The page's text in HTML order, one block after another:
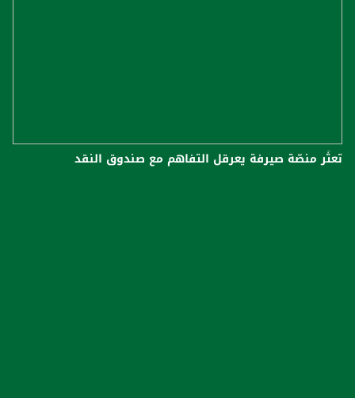
تعثّر منصّة صيرفة يعرقل التفاهم مع صندوق النقد